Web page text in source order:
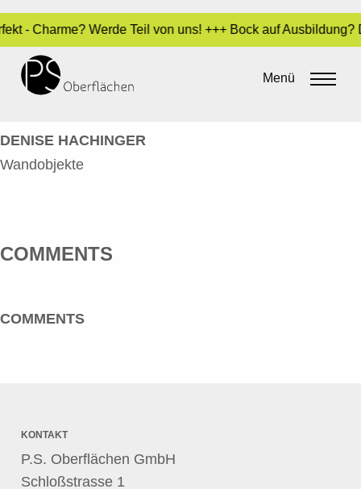
- Charme? Werde Teil von uns! +++ Bock auf
Menü
HACHINGER, DENISE –
WANDOBJEKTE
DENISE HACHINGER
Wandobjekte
COMMENTS
COMMENTS
KONTAKT
P.S. Oberflächen GmbH
Schloßstrasse 1